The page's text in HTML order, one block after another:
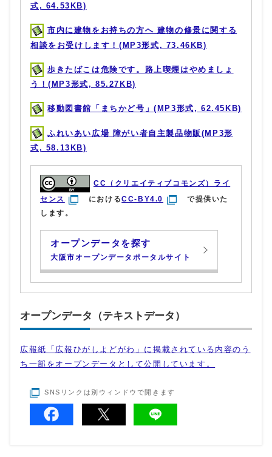
式, 64.53KB)
市内に建物をお持ちの方へ 建物の修景に関する
相談をお受けします！(MP3形式, 73.46KB)
歩きたばこは危険です。路上喫煙はやめましょ
う！(MP3形式, 85.27KB)
移動図書館「まちかど号」(MP3形式, 62.45KB)
ふれいあい広場 障がい者自主製品物販(MP3形
式, 58.13KB)
CC（クリエイティブコモンズ）ライ
センス
におけるCC-BY4.0
で提供いた
します。
オープンデータを探す
大阪市オープンデータポータルサイト
オープンデータ（テキストデータ）
広報紙「広報ひがしよどがわ」に掲載されている内容のう
ち一部をオープンデータとして公開しています。
SNSリンクは別ウィンドウで開きます